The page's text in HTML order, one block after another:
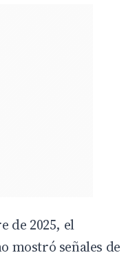
de 2025, el
mostró señales de